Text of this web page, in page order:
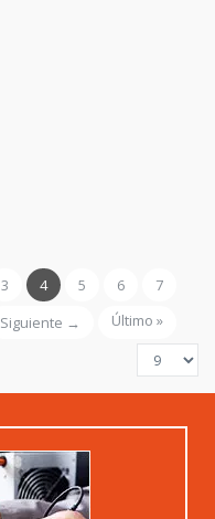
3 4 5 6
7
Siguiente →
Último »